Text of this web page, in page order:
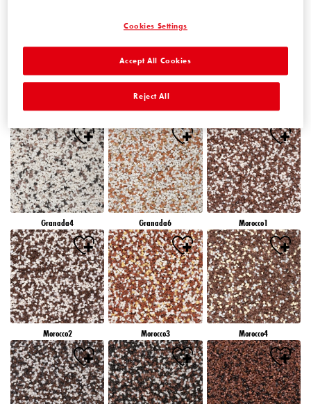
Granada1 Granada2 Granada3
Granada4 Granada6 Morocco1
Morocco2 Morocco3 Morocco4
Cookies Settings
Reject All
Accept All Cookies